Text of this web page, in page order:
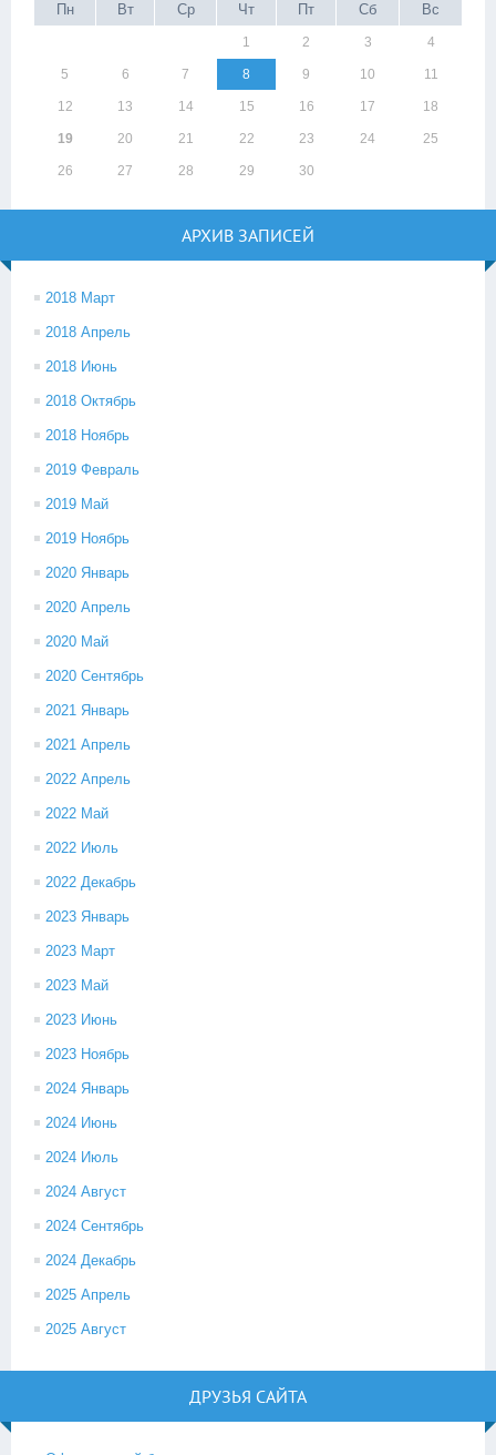
Пн
Вт Ср Чт Пт Сб Вс
1 2 3 4
5 6 7 8 9 10 11
12 13 14 15 16 17 18
19 20 21 22 23 24 25
26 27 28 29 30
АРХИВ ЗАПИСЕЙ
2018 Март
2018 Апрель
2018 Июнь
2018 Октябрь
2018 Ноябрь
2019 Февраль
2019 Май
2019 Ноябрь
2020 Январь
2020 Апрель
2020 Май
2020 Сентябрь
2021 Январь
2021 Апрель
2022 Апрель
2022 Май
2022 Июль
2022 Декабрь
2023 Январь
2023 Март
2023 Май
2023 Июнь
2023 Ноябрь
2024 Январь
2024 Июнь
2024 Июль
2024 Август
2024 Сентябрь
2024 Декабрь
2025 Апрель
2025 Август
ДРУЗЬЯ САЙТА